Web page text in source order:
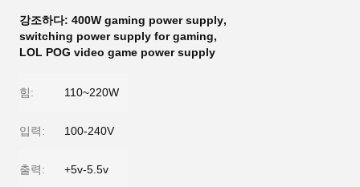
강조하다: 400W gaming power supply,
switching power supply for gaming,
LOL POG video game power supply
힘: 110~220W
입력: 100-240V
출력: +5v-5.5v